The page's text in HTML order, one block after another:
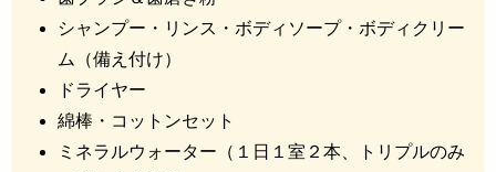
シャンプー・リンス・ボディソープ・ボディクリー
ム（備え付け）
ドライヤー
綿棒・コットンセット
ミネラルウォーター（１日１室２本、トリプルのみ